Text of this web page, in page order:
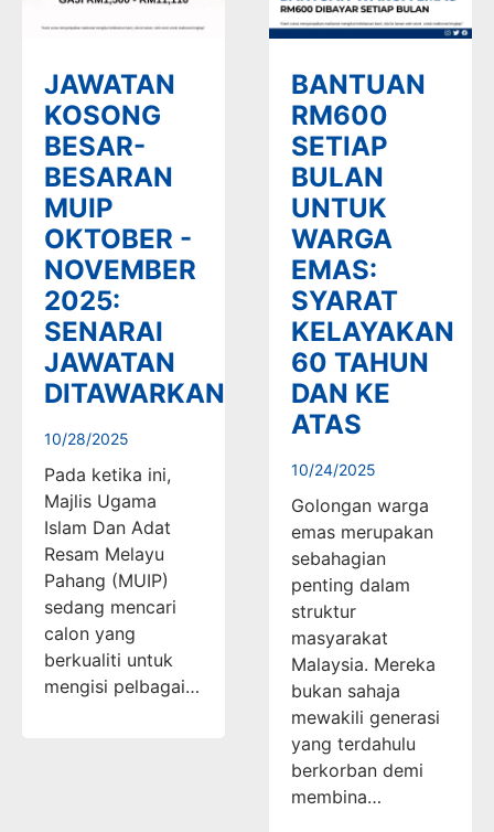
JAWATAN
KOSONG
BESAR-
BESARAN
MUIP
OKTOBER -
NOVEMBER
2025:
SENARAI
JAWATAN
DITAWARKAN
10/28/2025
Pada ketika ini,
Majlis Ugama
Islam Dan Adat
Resam Melayu
Pahang (MUIP)
sedang mencari
calon yang
berkualiti untuk
mengisi pelbagai…
BANTUAN
RM600
SETIAP
BULAN
UNTUK
WARGA
EMAS:
SYARAT
KELAYAKAN
60 TAHUN
DAN KE
ATAS
10/24/2025
Golongan warga
emas merupakan
sebahagian
penting dalam
struktur
masyarakat
Malaysia. Mereka
bukan sahaja
mewakili generasi
yang terdahulu
berkorban demi
membina…